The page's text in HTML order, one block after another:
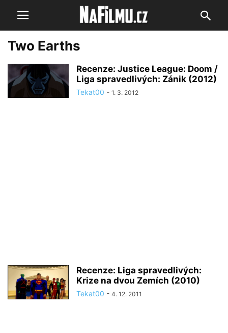
Two Earths
Recenze: Justice League: Doom /
Liga spravedlivých: Zánik (2012)
Tekat00 - 1. 3. 2012
Recenze: Liga spravedlivých:
Krize na dvou Zemích (2010)
Tekat00 - 4. 12. 2011